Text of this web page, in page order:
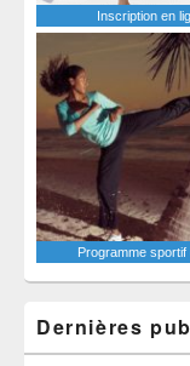
Inscription en
Programme sportif
Dernières